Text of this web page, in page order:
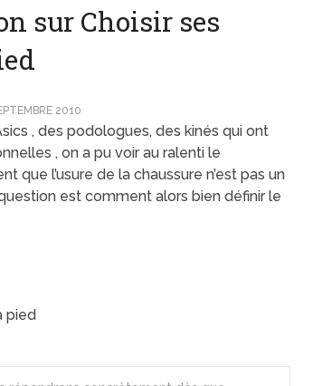
sur Choisir ses
2010
, des podologues, des kinés qui ont
, on a pu voir au ralenti le
que l’usure de la chaussure n’est pas un
est comment alors bien définir le
pied